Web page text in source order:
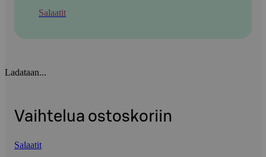
Salaatit
Ladataan...
Vaihtelua ostoskoriin
Salaatit